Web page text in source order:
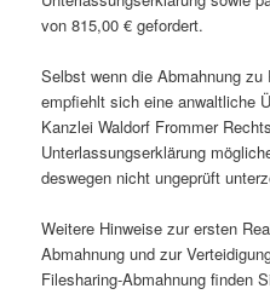
von 815,00 € gefordert.
Selbst wenn die Abmahnung
empfiehlt sich eine anwaltliche
Kanzlei Waldorf Frommer
Unterlassungserklärung
deswegen nicht ungeprüft
Weitere Hinweise zur ersten
Abmahnung und zur
Filesharing-Abmahnung finden